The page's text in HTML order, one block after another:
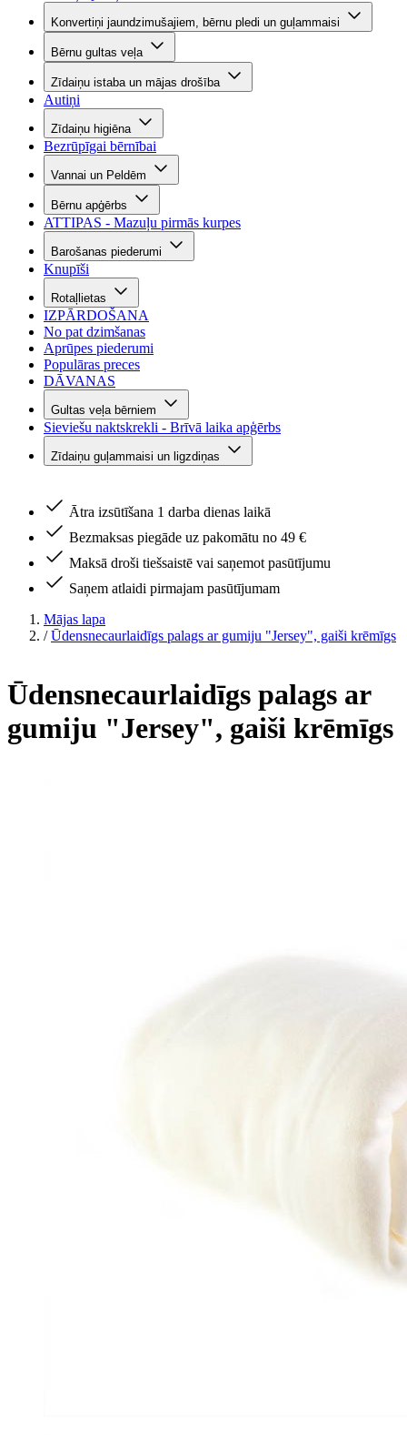
Konvertiņi jaundzimušajiem, bērnu pledi un guļammaisi
Bērnu gultas veļa
Zīdaiņu istaba un mājas drošība
Autiņi
Zīdaiņu higiēna
Bezrūpīgai bērnībai
Vannai un Peldēm
Bērnu apģērbs
ATTIPAS - Mazuļu pirmās kurpes
Barošanas piederumi
Knupīši
Rotaļlietas
IZPĀRDOŠANA
No pat dzimšanas
Aprūpes piederumi
Populāras preces
DĀVANAS
Gultas veļa bērniem
Sieviešu naktskrekli - Brīvā laika apģērbs
Zīdaiņu guļammaisi un ligzdiņas
Ātra izsūtīšana 1 darba dienas laikā
Bezmaksas piegāde uz pakomātu no 49 €
Maksā droši tiešsaistē vai saņemot pasūtījumu
Saņem atlaidi pirmajam pasūtījumam
Mājas lapa
/ Ūdensnecaurlaidīgs palags ar gumiju "Jersey", gaiši krēmīgs
Ūdensnecaurlaidīgs palags ar
gumiju "Jersey", gaiši krēmīgs